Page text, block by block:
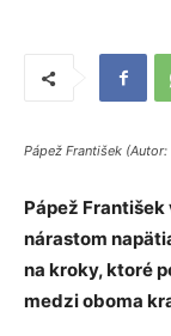
Pápež František (Autor:
Pápež
nárastom
na kroky, ktoré
medzi oboma